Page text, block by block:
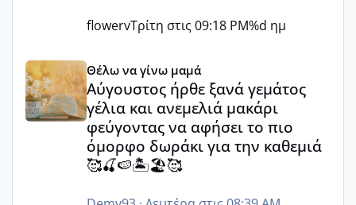
flowervΤρίτη στις 09:18 PM%d ημ
Αύγουστος ήρθε ξανά γεμάτος γέλια και ανεμελιά
Θέλω να γίνω μαμά
Αύγουστος ήρθε ξανά γεμάτος
γέλια και ανεμελιά μακάρι
φεύγοντας να αφήσει το πιο
όμορφο δωράκι για την καθεμιά
🥰🍒🍉🏝️🏖️🥰